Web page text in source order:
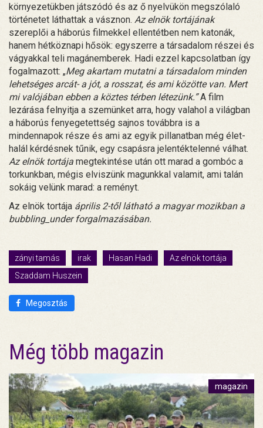
környezetükben játszódó és az ő nyelvükön megszólaló
történetet láthattak a vásznon. Az elnök tortájának
szereplői a háborús filmekkel ellentétben nem katonák,
hanem hétköznapi hősök: egyszerre a társadalom részei és
vágyakkal teli magánemberek. Hadi ezzel kapcsolatban így
fogalmazott: „Meg akartam mutatni a társadalom minden
lehetséges arcát- a jót, a rosszat, és ami közötte van. Mert
mi valójában ebben a köztes térben létezünk.”A film
lezárása felnyitja a szemünket arra, hogy valahol a világban
a háborús fenyegetettség sajnos továbbra is a
mindennapok része és ami az egyik pillanatban még élet-
halál kérdésnek tűnik, egy csapásra jelentéktelenné válhat.
Az elnök tortája megtekintése után ott marad a gombóc a
torkunkban, mégis elviszünk magunkkal valamit, ami talán
sokáig velünk marad: a reményt.
Az elnök tortája április 2-től látható a magyar mozikban a
bubbling_under forgalmazásában.
zányi tamás irak Hasan Hadi
Az elnök tortája
Szaddam Huszein
Megosztás
Még több magazin
magazin